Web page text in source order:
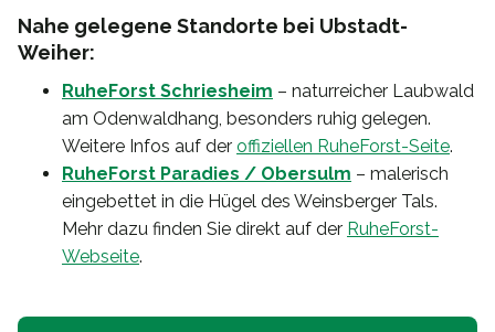
Nahe gelegene Standorte bei Ubstadt-
Weiher:
RuheForst Schriesheim – naturreicher Laubwald
am Odenwaldhang, besonders ruhig gelegen.
Weitere Infos auf der offiziellen RuheForst-Seite.
RuheForst Paradies / Obersulm – malerisch
eingebettet in die Hügel des Weinsberger Tals.
Mehr dazu finden Sie direkt auf der RuheForst-
Webseite.